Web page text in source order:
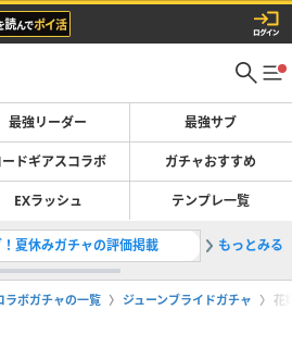
最強リーダー 最強サブ
ードギアスコラボ ガチャおすすめ
EXラッシュ テンプレ一覧
夏休みガチャの評価掲載 2夏休み
もっとみる
ラボガチャの一覧 ジューンブライドガチャ 花